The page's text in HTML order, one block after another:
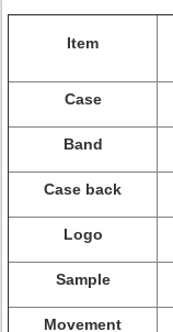
Item
Case
Band
Case back
Logo
Sample
Movement